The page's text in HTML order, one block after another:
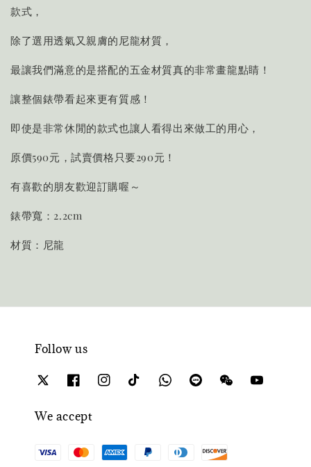
款式，
除了選用透氣又親膚的尼龍材質，
最讓我們滿意的是搭配的五金材質真的非常畫龍點睛！
讓整個錶帶看起來更有質感！
即使是非常休閒的款式也讓人看得出來做工的用心，
原價590元，試賣價格只要290元！
有喜歡的朋友歡迎訂購喔～
錶帶寬：2.2cm
材質：尼龍
Follow us
We accept